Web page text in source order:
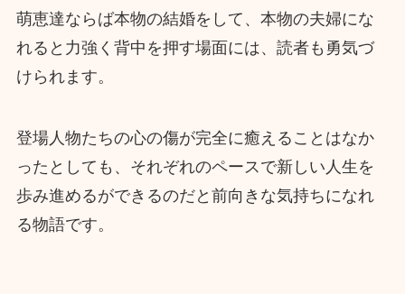
萌恵達ならば本物の結婚をして、本物の夫婦にな
れると力強く背中を押す場面には、読者も勇気づ
けられます。
登場人物たちの心の傷が完全に癒えることはなか
ったとしても、それぞれのペースで新しい人生を
歩み進めるができるのだと前向きな気持ちになれ
る物語です。